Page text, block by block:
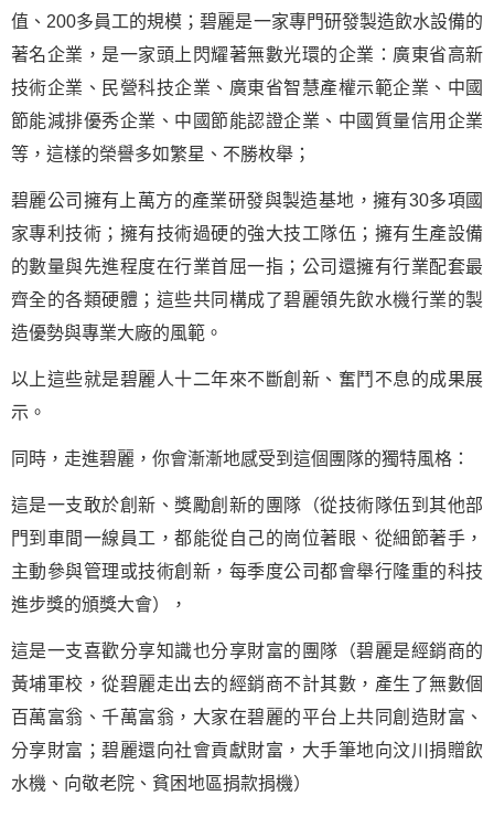
值、200多員工的規模；碧麗是一家專門研發製造飲水設備的
著名企業，是一家頭上閃耀著無數光環的企業：廣東省高新
技術企業、民營科技企業、廣東省智慧產權示範企業、中國
節能減排優秀企業、中國節能認證企業、中國質量信用企業
等，這樣的榮譽多如繁星、不勝枚舉；
碧麗公司擁有上萬方的產業研發與製造基地，擁有30多項國
家專利技術；擁有技術過硬的強大技工隊伍；擁有生產設備
的數量與先進程度在行業首屈一指；公司還擁有行業配套最
齊全的各類硬體；這些共同構成了碧麗領先飲水機行業的製
造優勢與專業大廠的風範。
以上這些就是碧麗人十二年來不斷創新、 奮鬥 不息的成果展
示。
同時，走進碧麗，你會漸漸地感受到這個團隊的獨特風格：
這是一支敢於創新、獎勵創新的團隊（從技術隊伍到其他部
門到車間一線員工，都能從自己的崗位著眼、從細節著手，
主動參與管理或技術創新，每季度公司都會舉行隆重的科技
進步獎的頒獎大會），
這是一支喜歡分享知識也分享財富的團隊（碧麗是經銷商的
黃埔軍校，從碧麗走出去的經銷商不計其數，產生了無數個
百萬富翁、千萬富翁，大家在碧麗的平台上共同創造財富、
分享財富；碧麗還向社會貢獻財富，大手筆地向汶川捐贈飲
水機、向敬老院、貧困地區捐款捐機）